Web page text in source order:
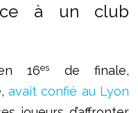
à un club
16es
de finale,
avait confié au Lyon